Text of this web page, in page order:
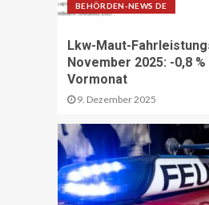
BEHÖRDEN-NEWS DE
Lkw-Maut-
November 2025: -0,8 %
Vormonat
9. Dezember 2025